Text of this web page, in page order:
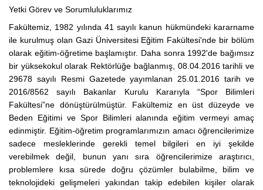
Yetki Görev ve Sorumluluklarımız
Fakültemiz, 1982 yılında 41 sayılı kanun hükmündeki kararname
ile kurulmuş olan Gazi Üniversitesi Eğitim Fakültesi'nde bir bölüm
olarak eğitim-öğretime başlamıştır. Daha sonra 1992'de bağımsız
bir yüksekokul olarak Rektörlüğe bağlanmış, 08.04.2016 tarihli ve
29678 sayılı Resmi Gazetede yayımlanan 25.01.2016 tarih ve
2016/8562 sayılı Bakanlar Kurulu Kararıyla “Spor Bilimleri
Fakültesi”ne dönüştürülmüştür.
Fakültemiz en üst düzeyde ve
Beden Eğitimi ve Spor Bilimleri alanında eğitim vermeyi amaç
edinmiştir. Eğitim-öğretim programlarımızın amacı öğrencilerimize
sadece mesleklerinde gerekli temel bilgileri en iyi şekilde
verebilmek değil, bunun yanı sıra öğrencilerimize araştırıcı,
problemlere kısa sürede doğru çözümler bulabilme, bilim ve
teknolojideki gelişmeleri yakından takip edebilen kişiler olarak